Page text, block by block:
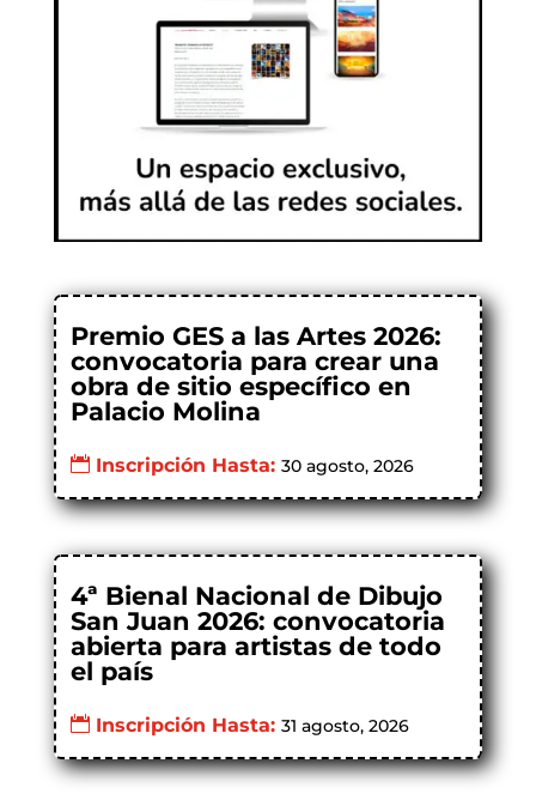
Premio GES a las Artes 2026:
convocatoria para crear una
obra de sitio específico en
Palacio Molina
Inscripción Hasta: 30 agosto, 2026
4ª Bienal Nacional de Dibujo
San Juan 2026: convocatoria
abierta para artistas de todo
el país
Inscripción Hasta: 31 agosto, 2026